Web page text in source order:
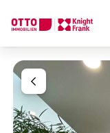
We find your
Dream
Tell us what you're